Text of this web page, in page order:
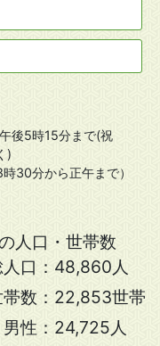
後5時15分まで(祝
)
時30分から正午まで）
人口・世帯数
口： 48,860人
数： 22,853世帯
男性： 24,725人